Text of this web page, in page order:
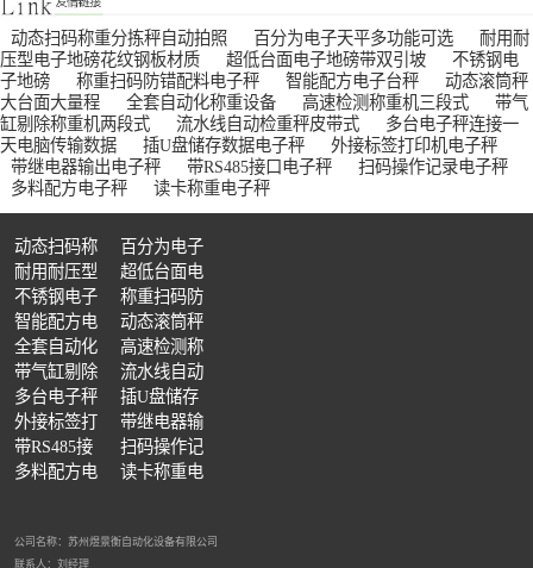
流水线成品复检设备 在线动态品控秤 产线实时称重检测仪 自动化品控检重设备
产线信号联动检重机 自动报表称重设备
产线智能分选设备 包装瑕疵称重剔除机
动态扫码称重分拣秤自动拍照 百分为电子天平多功能可选
耐用耐
压型电子地磅花纹钢板材质
超低台面电子地磅带双引坡
不锈钢电
子地磅
称重扫码防错配料电子秤 智能配方电子台秤
动态滚筒秤
大台面大量程
全套自动化称重设备 高速检测称重机三段式
带气
缸剔除称重机两段式
流水线自动检重秤皮带式
多台电子秤连接一
天电脑传输数据
插U盘储存数据电子秤
外接标签打印机电子秤
带继电器输出电子秤
带RS485接口电子秤
扫码操作记录电子秤
多料配方电子秤
读卡称重电子秤
动态扫码称
重分拣秤自
动拍照
百分为电子
天平多功能
可选
耐用耐压型
电子地磅花
纹钢板材质
超低台面电
子地磅带双
引坡
不锈钢电子
地磅
称重扫码防
错配料电子
秤
智能配方电
子台秤
动态滚筒秤
大台面大量
程
全套自动化
称重设备
高速检测称
重机三段式
带气缸剔除
称重机两段
式
流水线自动
检重秤皮带
式
多台电子秤
连接一天电
脑传输数据
插U盘储存
数据电子秤
外接标签打
印机电子秤
带继电器输
出电子秤
带RS485接
口电子秤
扫码操作记
录电子秤
多料配方电
读卡称重电
公司名称：苏州煜景衡自动化设备有限公司
联系人：刘经理